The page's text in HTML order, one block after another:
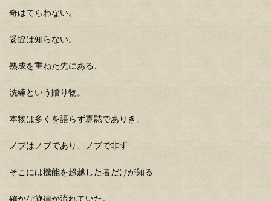
奇はてらわない。
妥協は知らない。
熟成を重ねた先にある、
洗練という贈り物。
本物は多くを語らず寡黙でありき。
ノブはノブであり、ノブで非ず
そこには機能を超越した者だけが知る
確かな旋律が流れていた。